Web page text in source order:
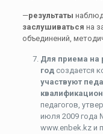
—результаты
заслушиваться на
объединений,
Для приема на
годсоздается
участвуют
педагогов,
июля 2009 года
www.enbek.kz и